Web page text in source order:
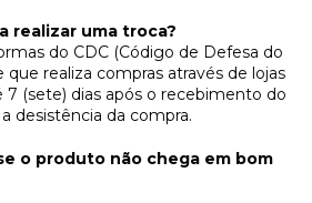
realizar uma troca?
do CDC (Código de Defesa do
que realiza compras através de lojas
(sete) dias após o recebimento do
desistência da compra.
o produto não chega em bom